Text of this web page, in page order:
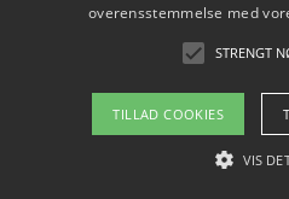
Copyright 2026
Om / kontakt
overensstemmelse med
STRENGT
TILLAD COOKIES
VIS